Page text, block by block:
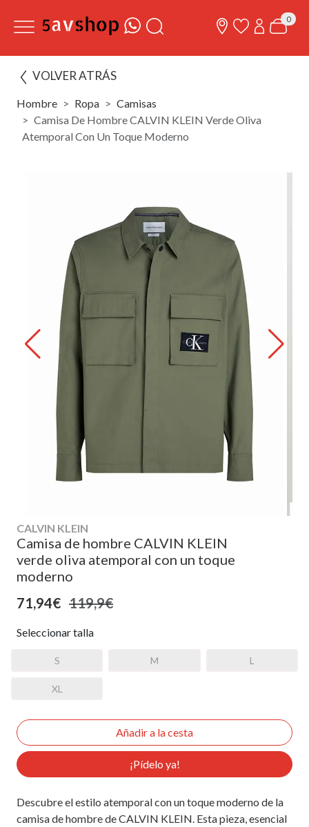
0
VOLVER ATRÁS
Hombre Ropa
Camisas
Camisa De Hombre CALVIN KLEIN Verde Oliva
Atemporal Con Un Toque Moderno
CALVIN KLEIN
Camisa de hombre CALVIN KLEIN
verde oliva atemporal con un toque
moderno
71,94€ 119,9€
Seleccionar talla
S M L
XL
¡Pídelo ya!
Descubre el estilo atemporal con un toque moderno de la
camisa de hombre de CALVIN KLEIN. Esta pieza, esencial